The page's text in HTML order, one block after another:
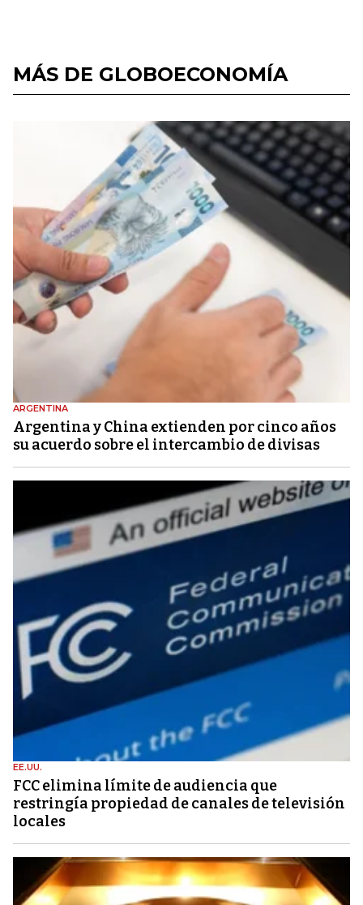
MÁS DE GLOBOECONOMÍA
ARGENTINA
Argentina y China extienden por cinco años
su acuerdo sobre el intercambio de divisas
EE.UU.
FCC elimina límite de audiencia que
restringía propiedad de canales de televisión
locales